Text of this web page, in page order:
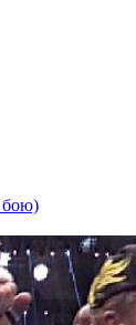
бою)